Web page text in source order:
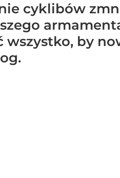
cyklibów
wszystko, by